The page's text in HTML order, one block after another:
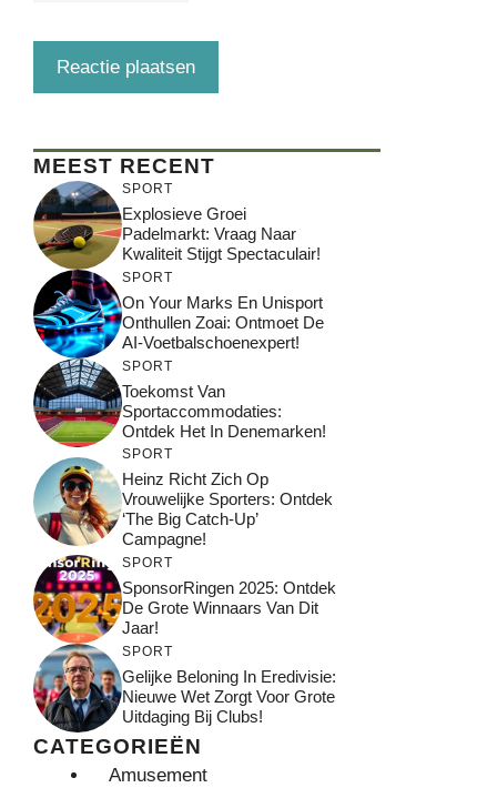
MEEST RECENT
SPORT
Explosieve Groei
Padelmarkt: Vraag Naar
Kwaliteit Stijgt Spectaculair!
SPORT
On Your Marks En Unisport
Onthullen Zoai: Ontmoet De
AI-Voetbalschoenexpert!
SPORT
Toekomst Van
Sportaccommodaties:
Ontdek Het In Denemarken!
SPORT
Heinz Richt Zich Op
Vrouwelijke Sporters: Ontdek
‘The Big Catch-Up’
Campagne!
SPORT
SponsorRingen 2025: Ontdek
De Grote Winnaars Van Dit
Jaar!
SPORT
Gelijke Beloning In Eredivisie:
Nieuwe Wet Zorgt Voor Grote
Uitdaging Bij Clubs!
CATEGORIEËN
Amusement